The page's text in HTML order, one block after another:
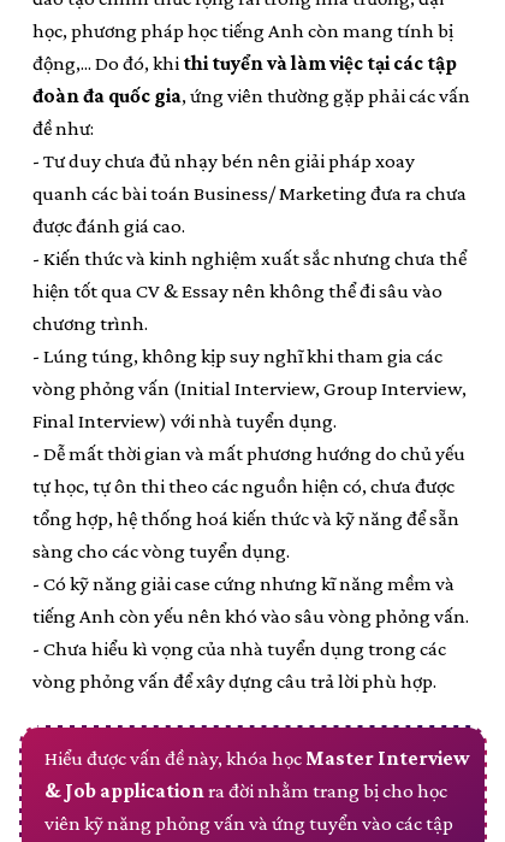
học, phương pháp học tiếng Anh còn mang tính bị
động,... Do đó, khi thi tuyển và làm việc tại các tập
đoàn đa quốc gia, ứng viên thường gặp phải các vấn
đề như:
- Tư duy chưa đủ nhạy bén nên giải pháp xoay
quanh các bài toán Business/ Marketing đưa ra chưa
được đánh giá cao.
- Kiến thức và kinh nghiệm xuất sắc nhưng chưa thể
hiện tốt qua CV & Essay nên không thể đi sâu vào
chương trình.
- Lúng túng, không kịp suy nghĩ khi tham gia các
vòng phỏng vấn (Initial Interview, Group Interview,
Final Interview) với nhà tuyển dụng.
- Dễ mất thời gian và mất phương hướng do chủ yếu
tự học, tự ôn thi theo các nguồn hiện có, chưa được
tổng hợp, hệ thống hoá kiến thức và kỹ năng để sẵn
sàng cho các vòng tuyển dụng.
- Có kỹ năng giải case cứng nhưng kĩ năng mềm và
tiếng Anh còn yếu nên khó vào sâu vòng phỏng vấn.
- Chưa hiểu kì vọng của nhà tuyển dụng trong các
vòng phỏng vấn để xây dựng câu trả lời phù hợp.
Hiểu được vấn đề này, khóa học Master Interview
& Job application ra đời nhằm trang bị cho học
viên kỹ năng phỏng vấn và ứng tuyển vào các tập